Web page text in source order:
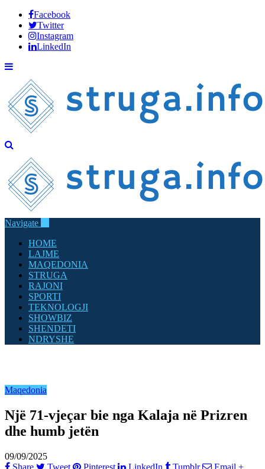
Facebook
Twitter
Instagram
LinkedIn
Navigate
HOME
LAJME
MAQEDONIA
STRUGA
RAJONI
SPORTI
TEKNOLOGJI
SHOWBIZ
SHENDETI
NDRYSHE
Maqedonia
Një 71-vjeçar bie nga Kalaja në Prizren
dhe humb jetën
09/09/2025
Share
Tweet Pinterest LinkedIn Tumblr Email +